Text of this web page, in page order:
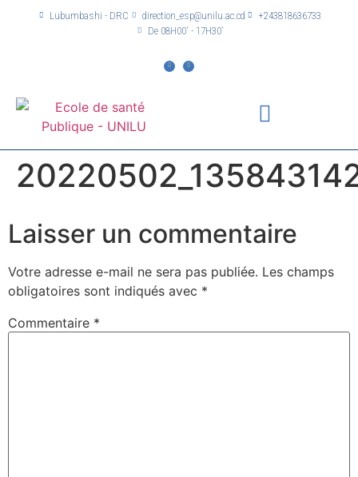
Lubumbashi - DRC direction_esp@unilu.ac.cd
+243818636733
De 08H00' - 17H30'
Laisser un commentaire
Votre adresse e-mail ne sera pas publiée. Les champs
obligatoires sont indiqués avec *
Commentaire *